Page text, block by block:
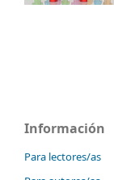
Información
Para lectores/as